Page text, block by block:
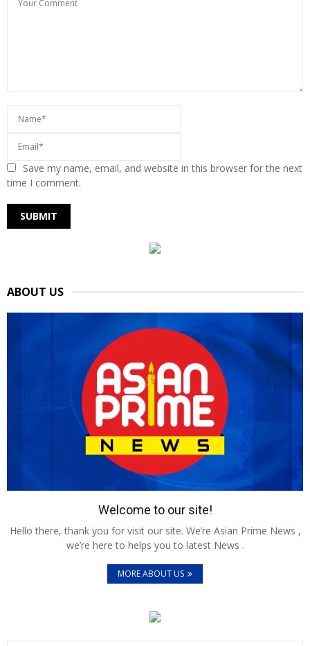
Save my name, email, and website in this browser for the next
time I comment.
ABOUT US
Welcome to our site!
Hello there, thank you for visit our site. We’re Asian Prime News ,
we’re here to helps you to latest News .
MORE ABOUT US